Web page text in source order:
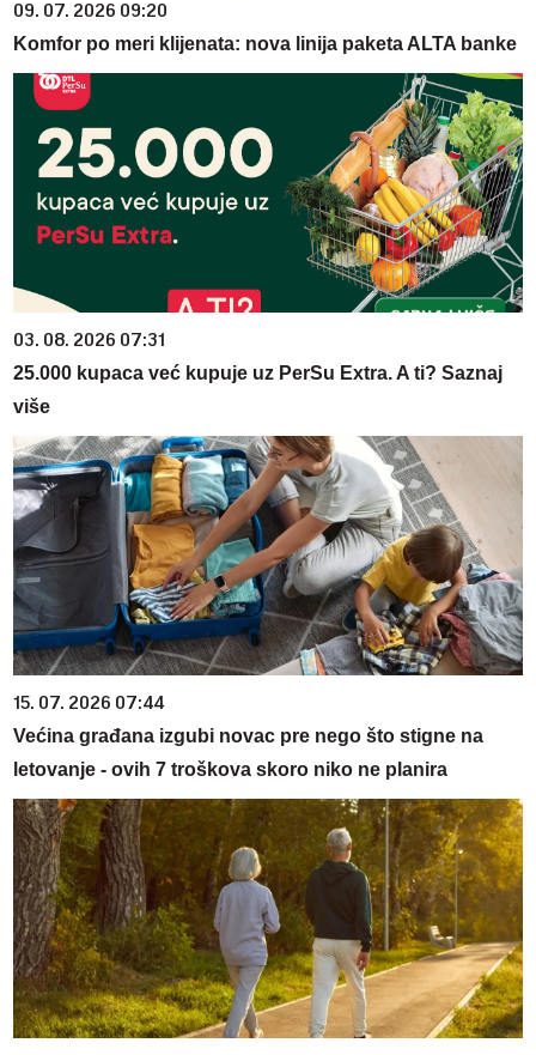
09. 07. 2026 09:20
Komfor po meri klijenata: nova linija paketa ALTA banke
03. 08. 2026 07:31
25.000 kupaca već kupuje uz PerSu Extra. A ti? Saznaj
više
15. 07. 2026 07:44
Većina građana izgubi novac pre nego što stigne na
letovanje - ovih 7 troškova skoro niko ne planira